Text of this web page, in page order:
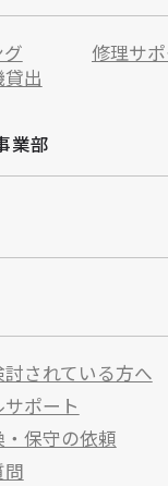
修理サ
出
業部
されている方へ
ポート
保守の依頼
問